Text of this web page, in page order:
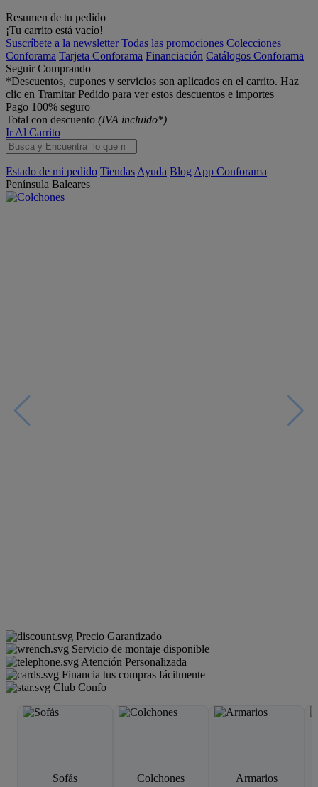
Resumen de tu pedido
¡Tu carrito está vacío!
Suscríbete a la newsletter Todas las promociones Colecciones
Conforama Tarjeta Conforama Financiación Catálogos Conforama
Seguir Comprando
*Descuentos, cupones y servicios son aplicados en el carrito. Haz
clic en Tramitar Pedido para ver estos descuentos e importes
Pago 100% seguro
Total con descuento (IVA incluido*)
Ir Al Carrito
Estado de mi pedido Tiendas Ayuda Blog App Conforama
Península Baleares
Precio Garantizado
Servicio de montaje disponible
Atención Personalizada
Financia tus compras fácilmente
Club Confo
Sofás Colchones Armarios